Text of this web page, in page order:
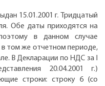
15.01.2001 г. Тридцатый
Обе даты приходятся на
в данном случае
в том же отчетном периоде,
В Декларации по НДС за I
20.04.2001 г.)
строки: строку 6 (со